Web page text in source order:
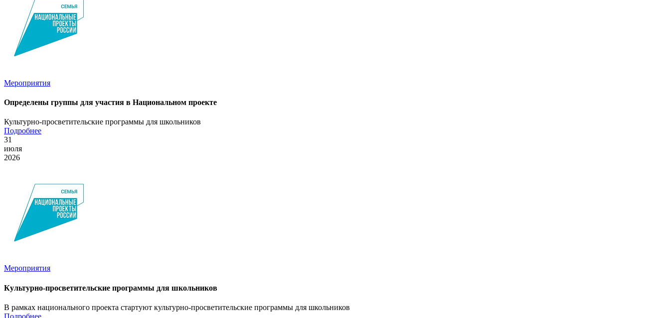
Мероприятия
Определены группы для участия в Национальном проекте
Культурно-просветительские программы для школьников
Подробнее
31
июля
2026
Мероприятия
Культурно-просветительские программы для школьников
В рамках национального проекта стартуют культурно-просветительские программы для школьников
Подробнее